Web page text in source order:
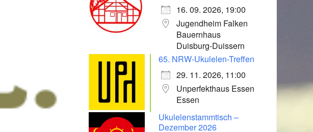
16. 09. 2026, 19:00
Jugendheim Falken
Bauernhaus
Duisburg-Duissern
65. NRW-Ukulelen-Treffen
29. 11. 2026, 11:00
Unperfekthaus Essen
Essen
Ukulelenstammtisch –
Dezember 2026